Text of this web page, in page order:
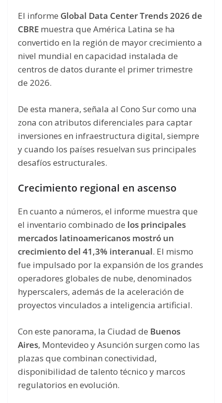
El informe Global Data Center Trends 2026 de
CBRE muestra que América Latina se ha
convertido en la región de mayor crecimiento a
nivel mundial en capacidad instalada de
centros de datos durante el primer trimestre
de 2026.
De esta manera, señala al Cono Sur como una
zona con atributos diferenciales para captar
inversiones en infraestructura digital, siempre
y cuando los países resuelvan sus principales
desafíos estructurales.
Crecimiento regional en ascenso
En cuanto a números, el informe muestra que
el inventario combinado de los principales
mercados latinoamericanos mostró un
crecimiento del 41,3% interanual. El mismo
fue impulsado por la expansión de los grandes
operadores globales de nube, denominados
hyperscalers, además de la aceleración de
proyectos vinculados a inteligencia artificial.
Con este panorama, la Ciudad de Buenos
Aires, Montevideo y Asunción surgen como las
plazas que combinan conectividad,
disponibilidad de talento técnico y marcos
regulatorios en evolución.